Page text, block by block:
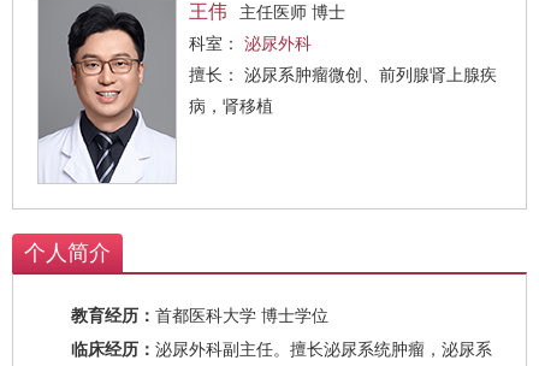
王伟
主任医师 博士
科室： 泌尿外科
擅长： 泌尿系肿瘤微创、前列腺肾上腺疾
病，肾移植
个人简介
教育经历： 首都医科大学 博士学位
临床经历： 泌尿外科副主任。擅长泌尿系统肿瘤，泌尿系